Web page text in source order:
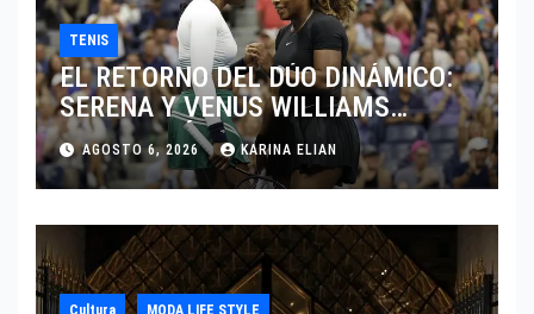
TENIS
EL RETORNO DEL DÚO DINÁMICO:
SERENA Y VENUS WILLIAMS
DISPUTARÁN LOS DOBLES EN
CINCINNATI 2026
AGOSTO 6, 2026 KARINA ELIAN